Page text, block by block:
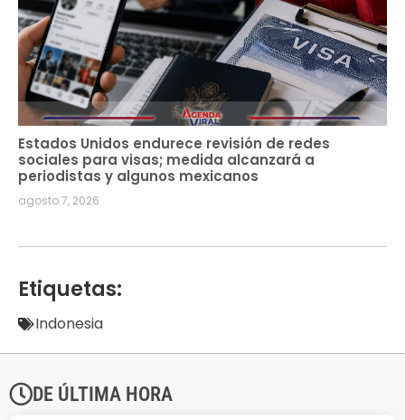
Estados Unidos endurece revisión de redes
sociales para visas; medida alcanzará a
periodistas y algunos mexicanos
agosto 7, 2026
Etiquetas:
Indonesia
DE ÚLTIMA HORA